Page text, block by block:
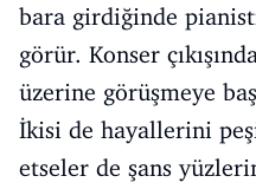
bara girdiğinde
görür. Konser
üzerine görüşmeye
İkisi de hayallerini
etseler de şans